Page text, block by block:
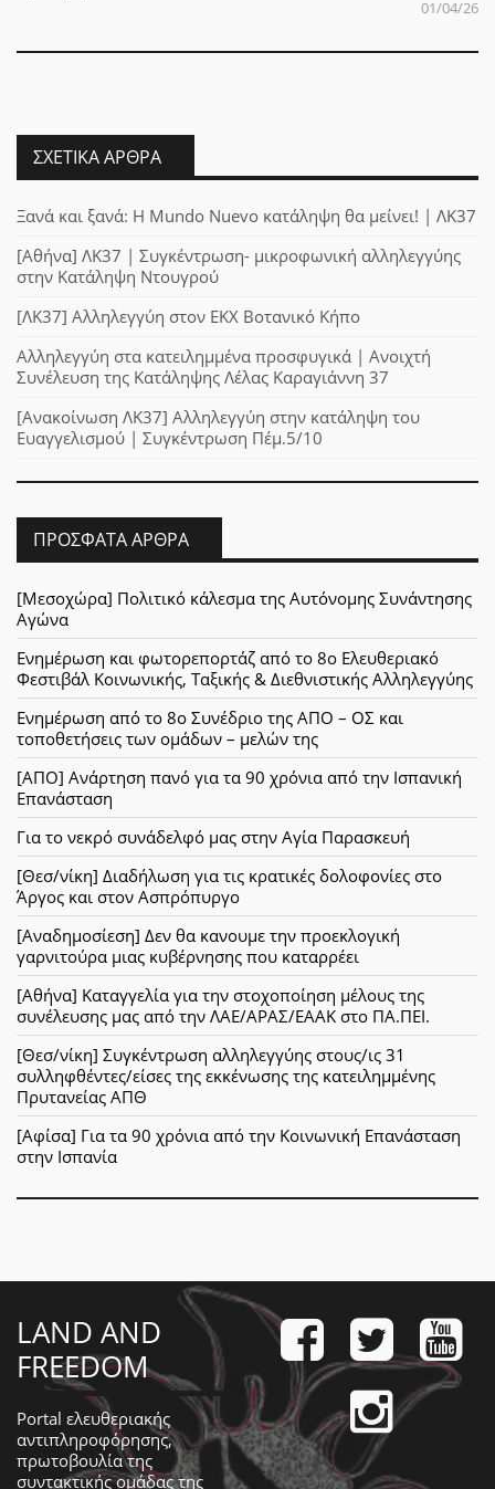
01/04/26
ΣΧΕΤΙΚΆ ΆΡΘΡΑ
Ξανά και ξανά: Η Mundo Nuevo κατάληψη θα μείνει! | ΛΚ37
[Αθήνα] ΛΚ37 | Συγκέντρωση- μικροφωνική αλληλεγγύης
στην Κατάληψη Ντουγρού
[ΛΚ37] Αλληλεγγύη στον ΕΚΧ Βοτανικό Κήπο
Αλληλεγγύη στα κατειλημμένα προσφυγικά | Ανοιχτή
Συνέλευση της Κατάληψης Λέλας Καραγιάννη 37
[Ανακοίνωση ΛΚ37] Αλληλεγγύη στην κατάληψη του
Ευαγγελισμού | Συγκέντρωση Πέμ.5/10
ΠΡΌΣΦΑΤΑ ΆΡΘΡΑ
[Μεσοχώρα] Πολιτικό κάλεσμα της Αυτόνομης Συνάντησης
Αγώνα
Ενημέρωση και φωτορεπορτάζ από το 8ο Ελευθεριακό
Φεστιβάλ Κοινωνικής, Ταξικής & Διεθνιστικής Αλληλεγγύης
Ενημέρωση από το 8ο Συνέδριο της ΑΠΟ – ΟΣ και
τοποθετήσεις των ομάδων – μελών της
[ΑΠΟ] Ανάρτηση πανό για τα 90 χρόνια από την Ισπανική
Επανάσταση
Για το νεκρό συνάδελφό μας στην Αγία Παρασκευή
[Θεσ/νίκη] Διαδήλωση για τις κρατικές δολοφονίες στο
Άργος και στον Ασπρόπυργο
[Αναδημοσίεση] Δεν θα κανουμε την προεκλογική
γαρνιτούρα μιας κυβέρνησης που καταρρέει
[Αθήνα] Καταγγελία για την στοχοποίηση μέλους της
συνέλευσης μας από την ΛΑΕ/ΑΡΑΣ/ΕΑΑΚ στο ΠΑ.ΠΕΙ.
[Θεσ/νίκη] Συγκέντρωση αλληλεγγύης στους/ις 31
συλληφθέντες/είσες της εκκένωσης της κατειλημμένης
Πρυτανείας ΑΠΘ
[Αφίσα] Για τα 90 χρόνια από την Κοινωνική Επανάσταση
στην Ισπανία
LAND AND
FREEDOM
Portal ελευθεριακής
αντιπληροφόρησης,
πρωτοβουλία της
συντακτικής ομάδας της